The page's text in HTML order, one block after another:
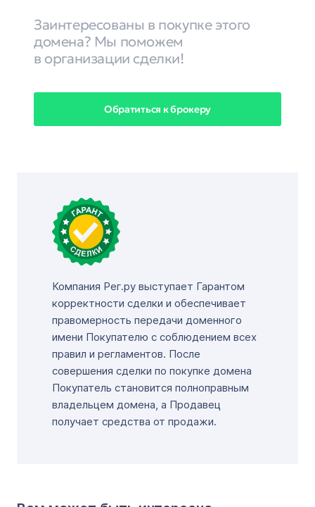
Заинтересованы в покупке этого
домена? Мы поможем
в организации сделки!
Обратиться к брокеру
Компания Рег.ру выступает Гарантом
корректности сделки и обеспечивает
правомерность передачи доменного
имени Покупателю с соблюдением всех
правил и регламентов. После
совершения сделки по покупке домена
Покупатель становится полноправным
владельцем домена, а Продавец
получает средства от продажи.